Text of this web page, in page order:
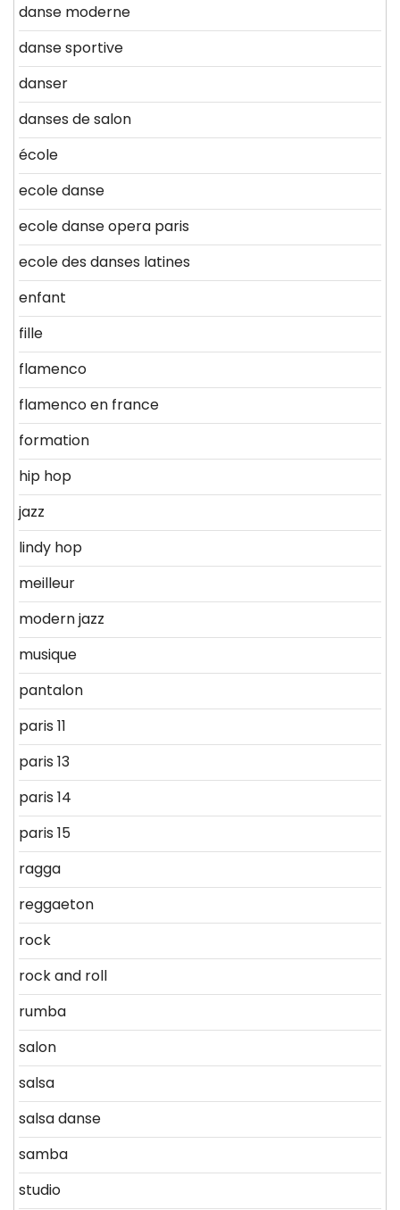
danse moderne
danse sportive
danser
danses de salon
école
ecole danse
ecole danse opera paris
ecole des danses latines
enfant
fille
flamenco
flamenco en france
formation
hip hop
jazz
lindy hop
meilleur
modern jazz
musique
pantalon
paris 11
paris 13
paris 14
paris 15
ragga
reggaeton
rock
rock and roll
rumba
salon
salsa
salsa danse
samba
studio